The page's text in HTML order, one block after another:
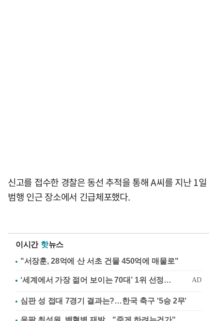
신고를 접수한 경찰은 동선 추적을 통해 A씨를 지난 1일
범행 인근 장소에서 긴급체포했다.
이시간 핫뉴스
"서장훈, 28억에 산 서초 건물 450억에 매물로"
심판 성 접대 7경기 결과는?…한국 축구 '5승 2무'